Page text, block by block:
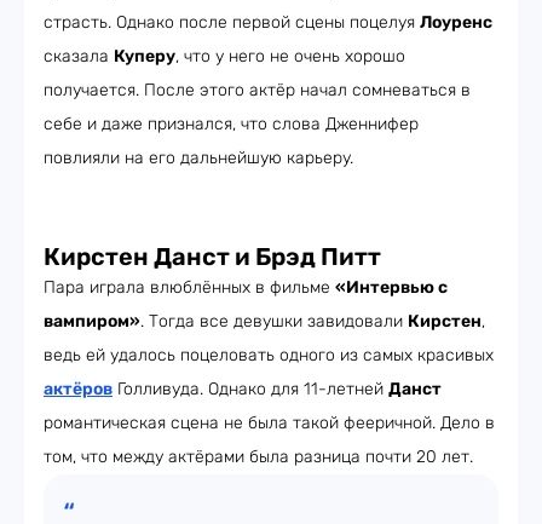
страсть. Однако после первой сцены поцелуя Лоуренс
сказала Куперу, что у него не очень хорошо
получается. После этого актёр начал сомневаться в
себе и даже признался, что слова Дженнифер
повлияли на его дальнейшую карьеру.
Кирстен Данст и Брэд Питт
Пара играла влюблённых в фильме «Интервью с
вампиром». Тогда все девушки завидовали Кирстен,
ведь ей удалось поцеловать одного из самых красивых
актёров Голливуда. Однако для 11-летней Данст
романтическая сцена не была такой фееричной. Дело в
том, что между актёрами была разница почти 20 лет.